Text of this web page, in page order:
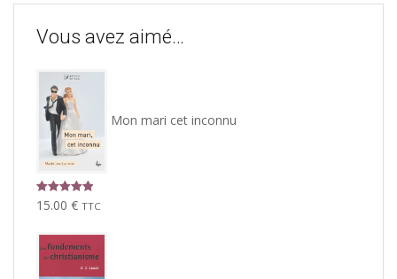
Vous avez aimé…
Mon mari cet inconnu
Note 5.00
15.00 € TTC